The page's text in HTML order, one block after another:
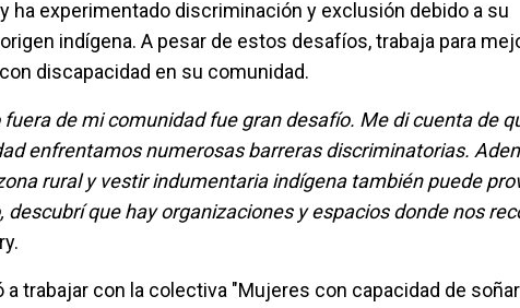
ha experimentado discriminación y exclusión debido a su
indígena. A pesar de estos desafíos, trabaja para
discapacidad en su comunidad.
de mi comunidad fue gran desafío. Me di cuenta de
enfrentamos numerosas barreras discriminatorias.
rural y vestir indumentaria indígena también puede
descubrí que hay organizaciones y espacios donde nos
a trabajar con la colectiva "Mujeres con capacidad de